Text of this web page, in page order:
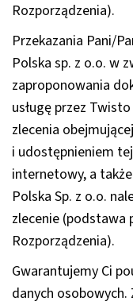
Rozporządzenia).
Przekazania Pani/
Polska sp. z o.o. w
zaproponowania
usługę przez
zlecenia
i udostępnieniem
internetowy, a
Polska Sp. z o.o.
zlecenie (podstawa
Rozporządzenia).
Gwarantujemy Ci
danych